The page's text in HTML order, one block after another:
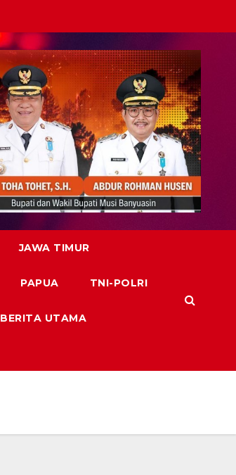
JAWA TIMUR
PAPUA TNI-POLRI
BERITA UTAMA